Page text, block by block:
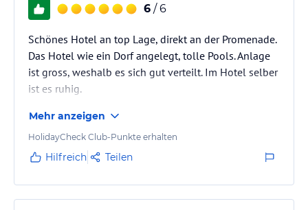
6 / 6
Schönes Hotel an top Lage, direkt an der Promenade.
Das Hotel wie ein Dorf angelegt, tolle Pools. Anlage
ist gross, weshalb es sich gut verteilt. Im Hotel selber
ist es ruhig.
Mehr anzeigen
HolidayCheck Club-Punkte erhalten
Hilfreich Teilen